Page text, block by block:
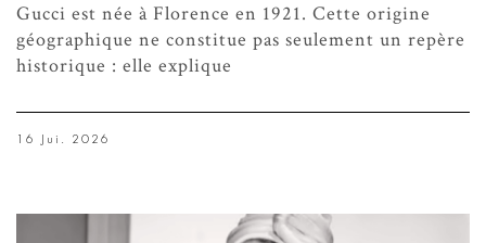
Gucci est née à Florence en 1921. Cette origine
géographique ne constitue pas seulement un repère
historique : elle explique
16 Jui. 2026